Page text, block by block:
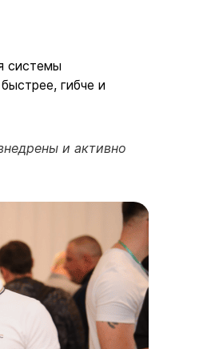
системы
гибче и
и активно